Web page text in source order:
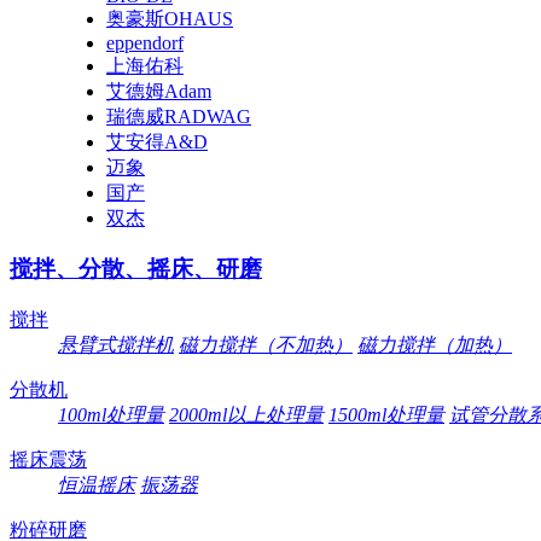
奥豪斯OHAUS
eppendorf
上海佑科
艾德姆Adam
瑞德威RADWAG
艾安得A&D
迈象
国产
双杰
搅拌、分散、摇床、研磨
搅拌
悬臂式搅拌机 磁力搅拌（不加热） 磁力搅拌（加热）
分散机
100ml处理量 2000ml以上处理量 1500ml处理量 试管分散
摇床震荡
恒温摇床 振荡器
粉碎研磨